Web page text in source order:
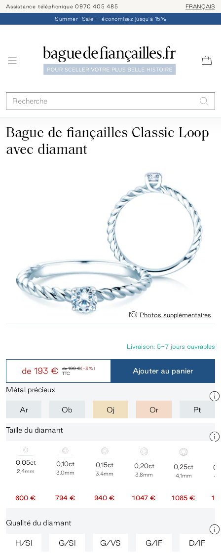
Assistance téléphonique 0970 405 485 Livraison/
FRANÇAIS
Summer-Sale – économisez jusqu'à 15%
Bague de fiançailles Classic Loop
avec diamant
Photos supplémentaires
de199 €(-3 %)
de 193 € TTC
Livraison: 5-7 jours ouvrables
Ajouter au panier
Métal précieux
Ar Ob Oj Or Pt
Taille du diamant
0,05ct
2,4mm
600 €
0,10ct
3,0mm
794 €
0,15ct
3,4mm
940 €
0,20ct
3,8mm
1 047 €
0,25ct
4,1mm
1 085 € 1
Qualité du diamant
H/SI G/SI G/VS G/IF D/IF